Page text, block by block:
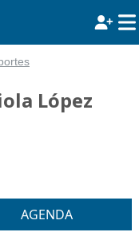
López
AGENDA